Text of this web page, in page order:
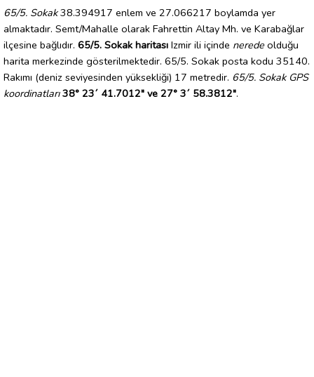
65/5. Sokak38.394917 enlem ve 27.066217 boylamda yer
almaktadır. Semt/Mahalle olarak Fahrettin Altay Mh. ve Karabağlar
ilçesine bağlıdır. 65/5. Sokak haritası Izmir ili içinde nerede olduğu
harita merkezinde gösterilmektedir. 65/5. Sokak posta kodu 35140.
Rakımı (deniz seviyesinden yüksekliği) 17 metredir. 65/5. Sokak GPS
koordinatları 38° 23´ 41.7012" ve 27° 3´ 58.3812".